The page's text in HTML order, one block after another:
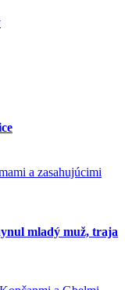
mladý muž, traja